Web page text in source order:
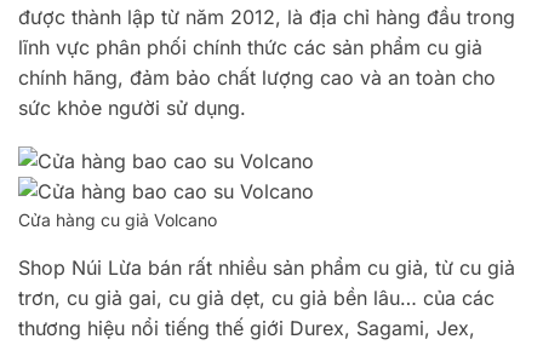
được thành lập từ năm 2012, là địa chỉ hàng đầu trong
lĩnh vực phân phối chính thức các sản phẩm cu giả
chính hãng, đảm bảo chất lượng cao và an toàn cho
sức khỏe người sử dụng.
Cửa hàng cu giả Volcano
Shop Núi Lừa bán rất nhiều sản phẩm cu giả, từ cu giả
trơn, cu giả gai, cu giả dẹt, cu giả bền lâu… của các
thương hiệu nổi tiếng thế giới Durex, Sagami, Jex,